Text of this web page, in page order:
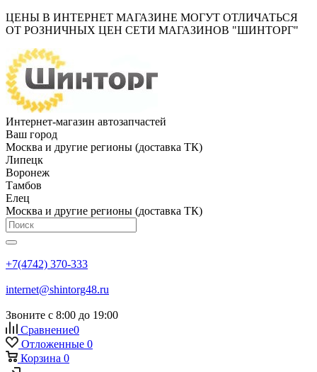
ЦЕНЫ В ИНТЕРНЕТ МАГАЗИНЕ МОГУТ ОТЛИЧАТЬСЯ
ОТ РОЗНИЧНЫХ ЦЕН СЕТИ МАГАЗИНОВ "ШИНТОРГ"
Интернет-магазин автозапчастей
Ваш город
Москва и другие регионы (доставка ТК)
Липецк
Воронеж
Тамбов
Елец
Москва и другие регионы (доставка ТК)
+7(4742) 370-333
internet@shintorg48.ru
Звоните с 8:00 до 19:00
Сравнение0
Отложенные 0
Корзина 0